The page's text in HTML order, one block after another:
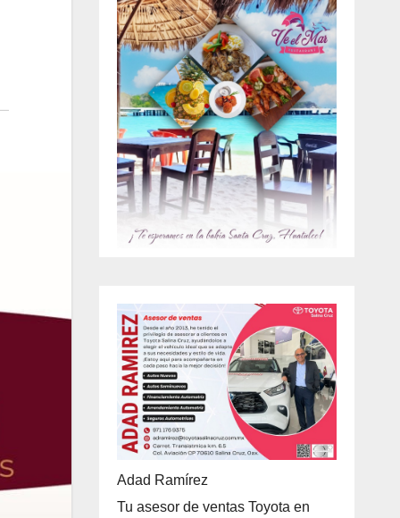
Adad Ramírez
Tu asesor de ventas Toyota en